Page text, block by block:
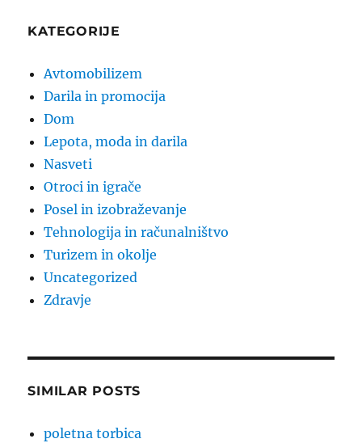
KATEGORIJE
Avtomobilizem
Darila in promocija
Dom
Lepota, moda in darila
Nasveti
Otroci in igrače
Posel in izobraževanje
Tehnologija in računalništvo
Turizem in okolje
Uncategorized
Zdravje
SIMILAR POSTS
poletna torbica